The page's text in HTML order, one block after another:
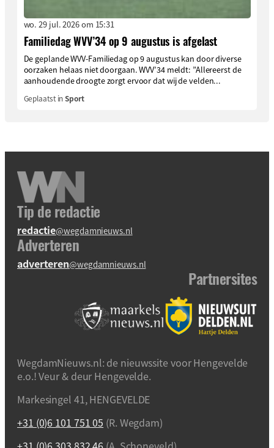
wo. 29 jul. 2026 om 15:31
Familiedag WVV’34 op 9 augustus is afgelast
De geplande WVV-Familiedag op 9 augustus kan door diverse
oorzaken helaas niet doorgaan. WVV’34 meldt: ”Allereerst de
aanhoudende droogte zorgt ervoor dat wij de velden...
Geplaatst inSport
Tip de redactie
redactie@wegdamnieuws.nl
Adverteren
adverteren@wegdamnieuws.nl
Partnersites
WegdamNieuws.nl: de nieuwssite voor Hengevelde
e.o.! Veur & deur Hengevelde.
Markesingel 41, HENGEVELDE
+31 (0)6 101 751 05 (R. Wegdam)